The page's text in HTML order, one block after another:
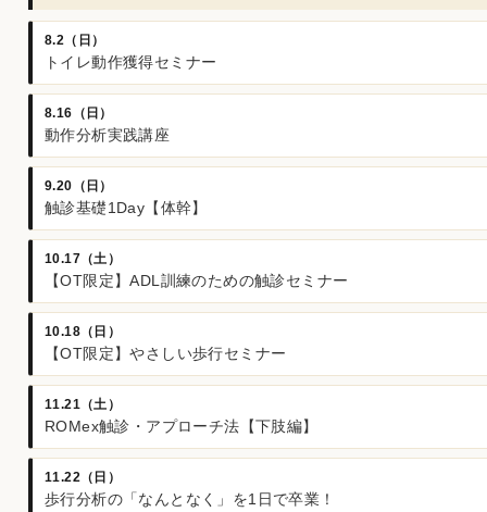
8.2（日）
トイレ動作獲得セミナー
8.16（日）
動作分析実践講座
9.20（日）
触診基礎1Day【体幹】
10.17（土）
【OT限定】ADL訓練のための触診セミナー
10.18（日）
【OT限定】やさしい歩行セミナー
11.21（土）
ROMex触診・アプローチ法【下肢編】
11.22（日）
歩行分析の「なんとなく」を1日で卒業！